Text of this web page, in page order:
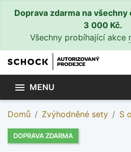
Doprava zdarma na všechny
3 000 Kč.
Všechny probíhající akce
 MENU
Domů Zvýhodněné sety S
DOPRAVA ZDARMA